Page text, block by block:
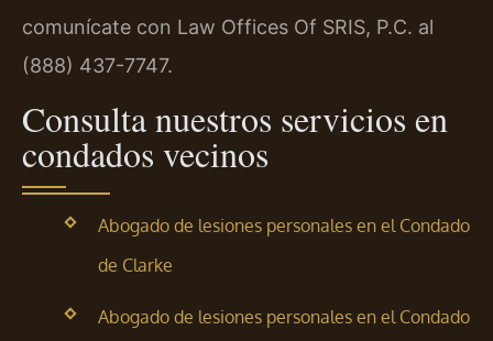
comunícate con Law Offices Of SRIS, P.C. al
(888) 437-7747.
Consulta nuestros servicios en
condados vecinos
Abogado de lesiones personales en el Condado
de Clarke
Abogado de lesiones personales en el Condado